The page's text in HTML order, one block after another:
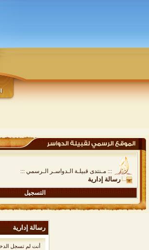
::: مـنتدى قبيلـة الـدواسـر الـرسمي :::
رسالة إدارية
التسجيل
رسالة إدارية
أنت لم تسجل